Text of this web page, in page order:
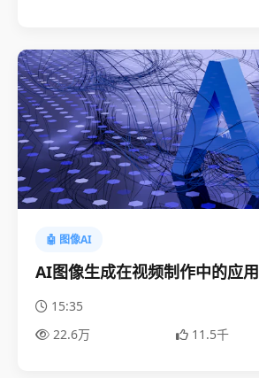
🤖 图像AI
AI图像生成在视频制作中的应用
15:35
22.6万
11.5千